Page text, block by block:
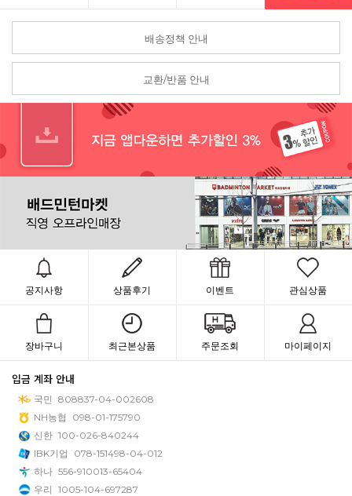
배송정책 안내
교환/반품 안내
공지사항 상품후기 이벤트 관심상품
장바구니 최근본상품 주문조회 마이페이지
입금 계좌 안내
국민 808837-04-002608
NH농협
098-01-175790
신한 100-026-840244
IBK기업
078-151498-04-012
하나 556-910013-65404
우리 1005-104-697287